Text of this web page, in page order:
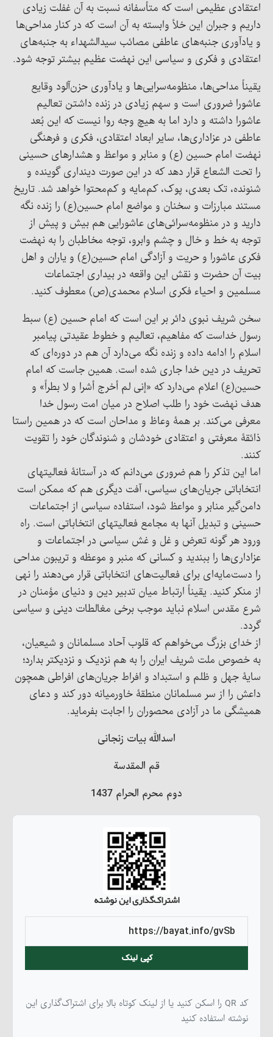
اعتقادی عظیمی است که متأسفانه نسبت به آن غفلت زیادی
داریم و جبران این خلأ وابسته به آن است که در کنار مداحی‌ها
و یادآوری جنبه‌های عاطفی مصائب سیدالشهداء به جنبه‌های
اعتقادی و فکری و سیاسی این نهضت عظیم بیشتر توجه شود.
یقیناً مداحی‌ها، منظومه‌سرایی‌ها و یادآوری حزن‌آلود وقایع
عاشورا ضروری است و سهم زیادی در زنده داشتن تعالیم
عاشورا داشته و دارد اما به هیچ وجه روا نیست که این بُعد
عاطفی در عزاداری‌ها، سایر ابعاد اعتقادی، فکری و فرهنگی
نهضت امام حسین (ع) و منابر و مواعظ و هشدارهای حسینی
را تحت الشعاع قرار دهد که در این صورت دینداری گوینده و
شنونده، تک بعدی، پوک، کم‌مایه و کم‌محتوا خواهد شد. تاریخ
مستند مبارزات و سخنان و مواضع امام حسین(ع) را زنده نگه
دارید و در منظومه‌سرائی‌های عاشورایی هم بیش و پیش از
توجه به خط و خال و چشم وابرو، توجه مخاطبان را به نهضت
فکری عاشورا و حریت و آزادگی امام حسین(ع) و یاران و اهل
بیت آن حضرت و نقش این واقعه در بیداری اجتماعات
مسلمین و احیاء فکری اسلام محمدی(ص) معطوف کنید.
سخن شریف نبوی دائر بر این است که امام حسین (ع) سبط
رسول خداست که مفاهیم، تعالیم و خطوط عقیدتی پیامبر
اسلام را ادامه داده و زنده نگه می‌دارد آن هم در دوره‌ای که
تحریف در دین خدا جاری شده است. همین جاست که امام
حسین(ع) اعلام می‌دارد که «إنی لم أخرج أشرا و لا بطراً» و
هدف نهضت خود را طلب اصلاح در میان امت رسول خدا
معرفی می‌کند. بر همۀ وعاظ و مداحان است که در همین راستا
ذائقۀ معرفتی و اعتقادی خودشان و شنوندگان خود را تقویت
کنند.
اما این تذکر را هم ضروری می‌دانم که در آستانۀ فعالیتهای
انتخاباتی جریان‌های سیاسی، آفت دیگری هم که ممکن است
دامن‌گیر منابر و مواعظ شود، استفاده سیاسی از اجتماعات
حسینی و تبدیل آنها به مجامع فعالیتهای انتخاباتی است. راه
ورود هر گونه تعرض و غل و غش سیاسی در اجتماعات و
عزاداری‌ها را ببندید و کسانی که منبر و موعظه و تریبون مداحی
را دست‌مایه‌ای برای فعالیت‌های انتخاباتی قرار می‌دهند را نهی
از منکر کنید. یقیناً ارتباط میان تدبیر دین و دنیای مؤمنان در
شرع مقدس اسلام نباید موجب برخی مغالطات دینی و سیاسی
گردد.
از خدای بزرگ می‌خواهم که قلوب آحاد مسلمانان و شیعیان،
به خصوص ملت شریف ایران را به هم نزدیک و نزدیکتر بدارد؛
سایۀ جهل و ظلم و استبداد و افراط جریان‌های افراطی همچون
داعش را از سر مسلمانان منطقۀ خاورمیانه دور کند و دعای
همیشگی ما در آزادی محصوران را اجابت بفرماید.
اسدالله بیات زنجانی
قم المقدسة
دوم محرم الحرام 1437
اشتراک‌گذاری این نوشته
کپی لینک
کد QR را اسکن کنید یا از لینک کوتاه بالا برای اشتراک‌گذاری این
نوشته استفاده کنید